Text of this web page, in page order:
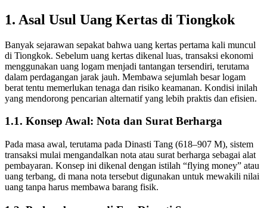
1. Asal Usul Uang Kertas di Tiongkok
Banyak sejarawan sepakat bahwa uang kertas pertama kali muncul
di Tiongkok. Sebelum uang kertas dikenal luas, transaksi ekonomi
menggunakan uang logam menjadi tantangan tersendiri, terutama
dalam perdagangan jarak jauh. Membawa sejumlah besar logam
berat tentu memerlukan tenaga dan risiko keamanan. Kondisi inilah
yang mendorong pencarian alternatif yang lebih praktis dan efisien.
1.1. Konsep Awal: Nota dan Surat Berharga
Pada masa awal, terutama pada Dinasti Tang (618–907 M), sistem
transaksi mulai mengandalkan nota atau surat berharga sebagai alat
pembayaran. Konsep ini dikenal dengan istilah “flying money” atau
uang terbang, di mana nota tersebut digunakan untuk mewakili nilai
uang tanpa harus membawa barang fisik.